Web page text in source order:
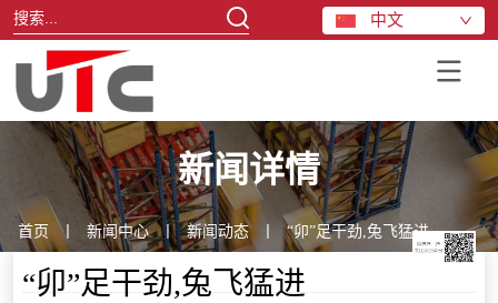
中文
新闻详情
首页 丨 新闻中心 丨 新闻动态 “卯”足干劲,兔飞猛进
“卯”足干劲,兔飞猛进